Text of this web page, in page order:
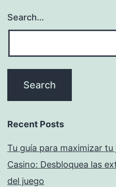
Search…
Recent Posts
Tu guía para maximizar tu
Casino: Desbloquea las
del juego